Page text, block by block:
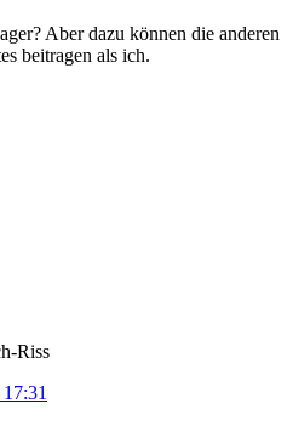
Aber dazu können die anderen
beitragen als ich.
Riss